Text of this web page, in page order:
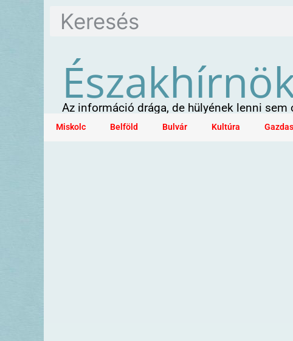
Az információ drága, de hülyének lenni
Miskolc Belföld Bulvár Kultúra